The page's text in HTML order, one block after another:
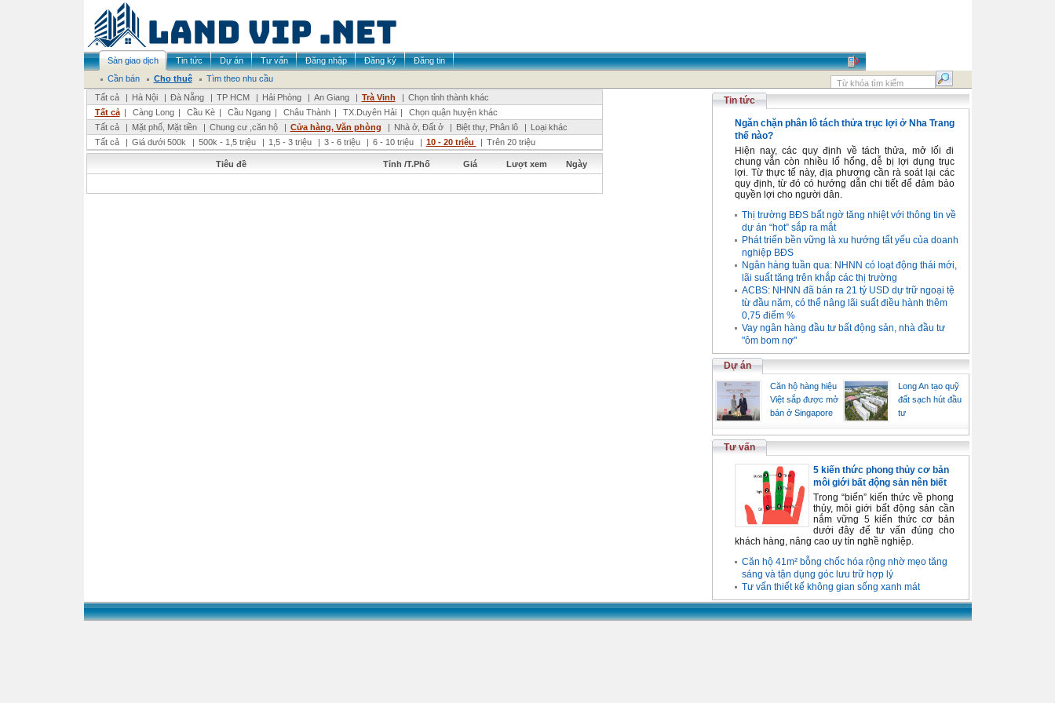
Sàn giao dịch Tin tức Dự án Tư vấn Đăng nhập Đăng ký
Đăng tin
Cần bán
Cho thuê
Tìm theo nhu cầu
Tất cả
| Hà Nội | Đà Nẵng | TP HCM | Hải Phòng | An Giang | Trà Vinh | Chọn tỉnh thành khác
Tất cả | Càng Long | Cầu Kè | Cầu Ngang | Châu Thành | TX.Duyên Hải |
Chọn quận huyện khác
Tất cả
| Mặt phố, Mặt tiền | Chung cư ,căn hộ | Cửa hàng, Văn phòng | Nhà ở, Đất ở | Biệt thự, Phân lô | Loại khác
Tất cả
| Giá dưới 500k | 500k - 1,5 triệu | 1,5 - 3 triệu | 3 - 6 triệu | 6 - 10 triệu | 10 - 20 triệu | Trên 20 triệu
Tiêu đề Tỉnh /T.Phố Giá Lượt xem Ngày
Tin tức
Ngăn chặn phân lô tách thửa trục lợi ở Nha Trang
thế nào?
Hiện nay, các quy định về tách thửa, mở lối đi
chung vẫn còn nhiều lổ hổng, dễ bị lợi dụng trục
lợi. Từ thực tế này, địa phương cần rà soát lại các
quy định, từ đó có hướng dẫn chi tiết để đảm bảo
quyền lợi cho người dân.
Thị trường BĐS bất ngờ tăng nhiệt với thông tin về
dự án “hot” sắp ra mắt
Phát triển bền vững là xu hướng tất yếu của doanh
nghiệp BĐS
Ngân hàng tuần qua: NHNN có loạt động thái mới,
lãi suất tăng trên khắp các thị trường
ACBS: NHNN đã bán ra 21 tỷ USD dự trữ ngoại tệ
từ đầu năm, có thể nâng lãi suất điều hành thêm
0,75 điểm %
Vay ngân hàng đầu tư bất động sản, nhà đầu tư
"ôm bom nợ"
Dự án
Căn hộ hàng hiệu
Việt sắp được mở
bán ở Singapore
Long An tạo quỹ
đất sạch hút đầu
tư
Tư vấn
5 kiến thức phong thủy cơ bản
môi giới bất động sản nên biết
Trong “biển” kiến thức về phong
thủy, môi giới bất động sản cần
nắm vững 5 kiến thức cơ bản
dưới đây để tư vấn đúng cho
khách hàng, nâng cao uy tín nghề nghiệp.
Căn hộ 41m² bỗng chốc hóa rộng nhờ mẹo tăng
sáng và tận dụng góc lưu trữ hợp lý
Tư vấn thiết kế không gian sống xanh mát